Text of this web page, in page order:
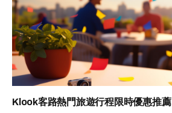
Klook客路熱門旅遊行程限時優惠推薦